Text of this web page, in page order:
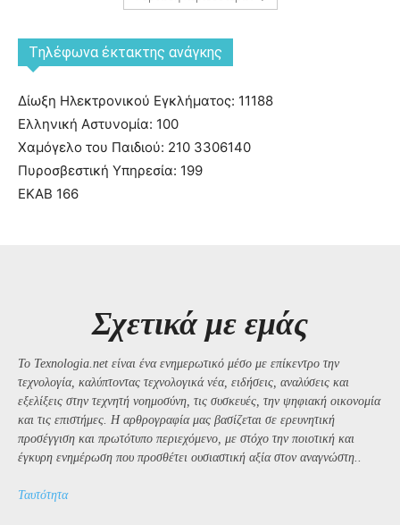
Tηλέφωνα έκτακτης ανάγκης
Δίωξη Ηλεκτρονικού Εγκλήματος: 11188
Ελληνική Αστυνομία: 100
Χαμόγελο του Παιδιού: 210 3306140
Πυροσβεστική Υπηρεσία: 199
ΕΚΑΒ 166
Σχετικά με εμάς
Το Texnologia.net είναι ένα ενημερωτικό μέσο με επίκεντρο την
τεχνολογία, καλύπτοντας τεχνολογικά νέα, ειδήσεις, αναλύσεις και
εξελίξεις στην τεχνητή νοημοσύνη, τις συσκευές, την ψηφιακή οικονομία
και τις επιστήμες. Η αρθρογραφία μας βασίζεται σε ερευνητική
προσέγγιση και πρωτότυπο περιεχόμενο, με στόχο την ποιοτική και
έγκυρη ενημέρωση που προσθέτει ουσιαστική αξία στον αναγνώστη..
Ταυτότητα